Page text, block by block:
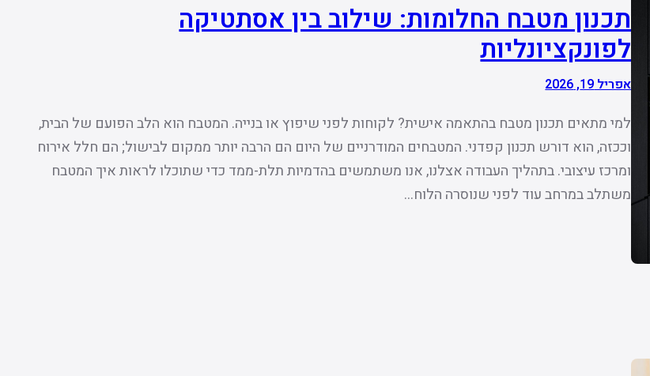
תכנון מטבח החלומות: שילוב בין אסתטיקה
לפונקציונליות
אפריל 19, 2026
למי מתאים תכנון מטבח בהתאמה אישית? לקוחות לפני שיפוץ או בנייה. המטבח הוא הלב הפועם של הבית,
וככזה, הוא דורש תכנון קפדני. המטבחים המודרניים של היום הם הרבה יותר ממקום לבישול; הם חלל אירוח
ומרכז עיצובי. בתהליך העבודה אצלנו, אנו משתמשים בהדמיות תלת-ממד כדי שתוכלו לראות איך המטבח
משתלב במרחב עוד לפני שנוסרה הלוח…